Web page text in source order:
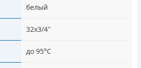
белый
32х3/4"
до 95°C